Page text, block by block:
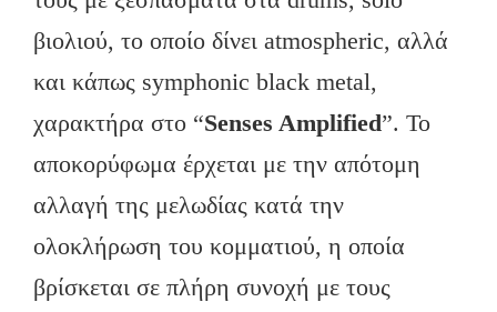
βιολιού, το οποίο δίνει atmospheric, αλλά
και κάπως symphonic black metal,
χαρακτήρα στο “Senses Amplified”. Το
αποκορύφωμα έρχεται με την απότομη
αλλαγή της μελωδίας κατά την
ολοκλήρωση του κομματιού, η οποία
βρίσκεται σε πλήρη συνοχή με τους